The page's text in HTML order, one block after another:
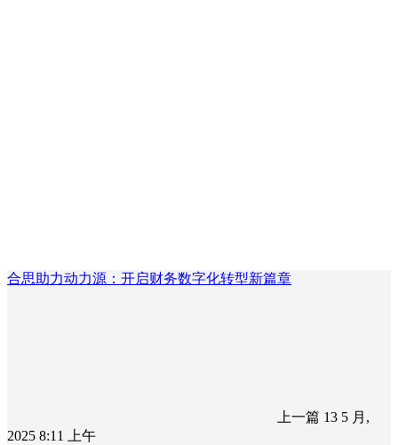
合思助力动力源：开启财务数字化转型新篇章
上一篇 13 5 月,
2025 8:11 上午